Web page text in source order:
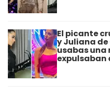
El picante
y Juliana de
usabas una
expulsaban